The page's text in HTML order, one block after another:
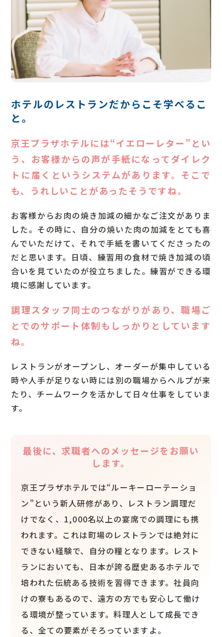
ホテルのレストランだからこそ学べるこ
と。
京王プラザホテルには“イエローレター”とい
う、お客様からの声が手紙になってダイレク
トに届くというシステムがあります。そこで
も、うれしいことがあったそうですね。
お客様からお肉の焼き加減の細かなご注文がありま
した。その時に、自分の焼いた肉の加減をとても喜
んでいただけて、それで手紙を書いてくださったの
だと思います。日頃、練習用の食材で焼き加減の頃
合いを見ていたのが役立ちました。練習ができる環
境に感謝しています。
調理スタッフ同士のつながりがあり、職場ご
とでのサポート体制もしっかりとしています
ね。
レストランがオープンし、オーダーが集中している
時や人手が足りない時には別の職場からヘルプが来
たり、チームワークを活かして日々仕事をしていま
す。
最後に、求職者へのメッセージをお願い
します。
京王プラザホテルでは“ルーキーローテーショ
ン”という新人研修があり、レストラン調理だ
けでなく、1,000名以上の宴席での調理にも携
われます。これは町場のレストランでは絶対に
できない経験で、自分の糧となります。レスト
ランにおいても、日本が誇る歴史あるホテルで
培われた伝統ある技術を習得できます。社員向
けの寮もあるので、遠方の方でも安心して働け
る環境が整っています。料理人として成長でき
る、全ての要素がそろっていますよ。